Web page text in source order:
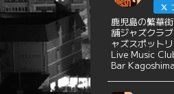
鹿児島の繁華
舗ジャズクラ
ャズスポット
Live Music
Bar Kagoshima